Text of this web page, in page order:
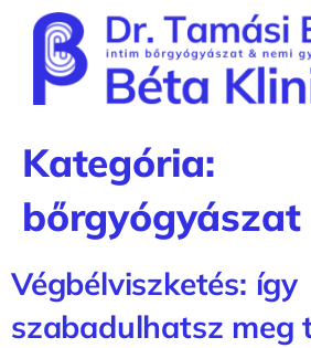
Kategória:
bőrgyógyászat
Végbélviszketés: így
szabadulhatsz meg